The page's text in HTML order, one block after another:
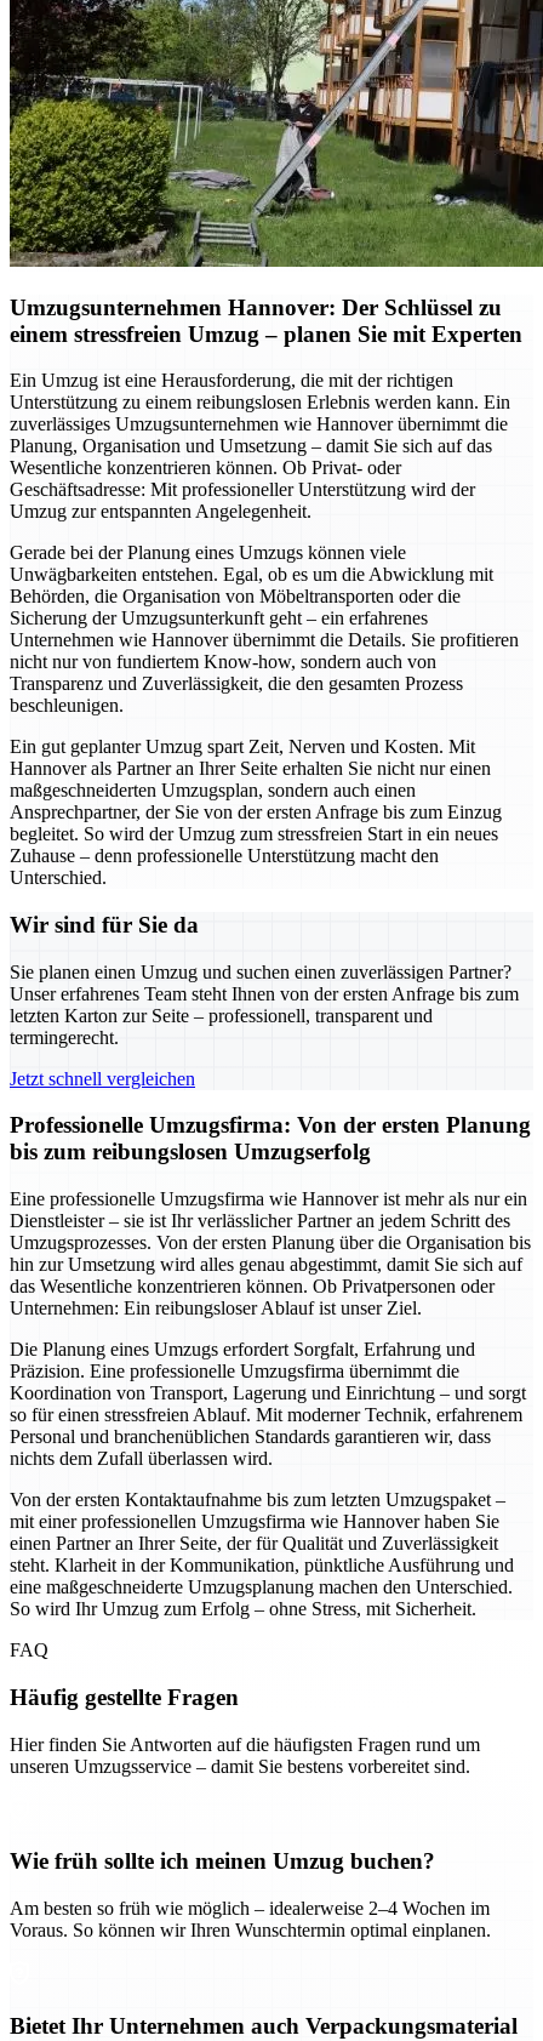
Umzugsunternehmen Hannover: Der Schlüssel zu
einem stressfreien Umzug – planen Sie mit Experten
Ein Umzug ist eine Herausforderung, die mit der richtigen
Unterstützung zu einem reibungslosen Erlebnis werden kann. Ein
zuverlässiges Umzugsunternehmen wie Hannover übernimmt die
Planung, Organisation und Umsetzung – damit Sie sich auf das
Wesentliche konzentrieren können. Ob Privat- oder
Geschäftsadresse: Mit professioneller Unterstützung wird der
Umzug zur entspannten Angelegenheit.
Gerade bei der Planung eines Umzugs können viele
Unwägbarkeiten entstehen. Egal, ob es um die Abwicklung mit
Behörden, die Organisation von Möbeltransporten oder die
Sicherung der Umzugsunterkunft geht – ein erfahrenes
Unternehmen wie Hannover übernimmt die Details. Sie profitieren
nicht nur von fundiertem Know-how, sondern auch von
Transparenz und Zuverlässigkeit, die den gesamten Prozess
beschleunigen.
Ein gut geplanter Umzug spart Zeit, Nerven und Kosten. Mit
Hannover als Partner an Ihrer Seite erhalten Sie nicht nur einen
maßgeschneiderten Umzugsplan, sondern auch einen
Ansprechpartner, der Sie von der ersten Anfrage bis zum Einzug
begleitet. So wird der Umzug zum stressfreien Start in ein neues
Zuhause – denn professionelle Unterstützung macht den
Unterschied.
Wir sind für Sie da
Sie planen einen Umzug und suchen einen zuverlässigen Partner?
Unser erfahrenes Team steht Ihnen von der ersten Anfrage bis zum
letzten Karton zur Seite – professionell, transparent und
termingerecht.
Jetzt schnell vergleichen
Professionelle Umzugsfirma: Von der ersten Planung
bis zum reibungslosen Umzugserfolg
Eine professionelle Umzugsfirma wie Hannover ist mehr als nur ein
Dienstleister – sie ist Ihr verlässlicher Partner an jedem Schritt des
Umzugsprozesses. Von der ersten Planung über die Organisation bis
hin zur Umsetzung wird alles genau abgestimmt, damit Sie sich auf
das Wesentliche konzentrieren können. Ob Privatpersonen oder
Unternehmen: Ein reibungsloser Ablauf ist unser Ziel.
Die Planung eines Umzugs erfordert Sorgfalt, Erfahrung und
Präzision. Eine professionelle Umzugsfirma übernimmt die
Koordination von Transport, Lagerung und Einrichtung – und sorgt
so für einen stressfreien Ablauf. Mit moderner Technik, erfahrenem
Personal und branchenüblichen Standards garantieren wir, dass
nichts dem Zufall überlassen wird.
Von der ersten Kontaktaufnahme bis zum letzten Umzugspaket –
mit einer professionellen Umzugsfirma wie Hannover haben Sie
einen Partner an Ihrer Seite, der für Qualität und Zuverlässigkeit
steht. Klarheit in der Kommunikation, pünktliche Ausführung und
eine maßgeschneiderte Umzugsplanung machen den Unterschied.
So wird Ihr Umzug zum Erfolg – ohne Stress, mit Sicherheit.
FAQ
Häufig gestellte Fragen
Hier finden Sie Antworten auf die häufigsten Fragen rund um
unseren Umzugsservice – damit Sie bestens vorbereitet sind.
Wie früh sollte ich meinen Umzug buchen?
Am besten so früh wie möglich – idealerweise 2–4 Wochen im
Voraus. So können wir Ihren Wunschtermin optimal einplanen.
Bietet Ihr Unternehmen auch Verpackungsmaterial